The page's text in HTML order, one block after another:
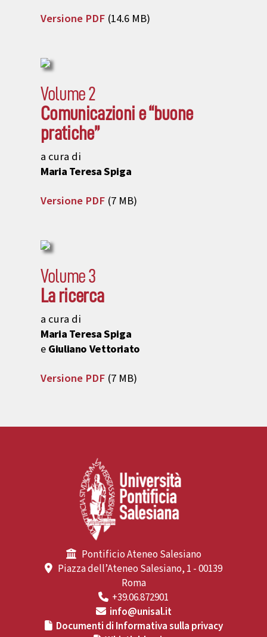
Versione PDF (14.6 MB)
Volume 2
Comunicazioni e “buone
pratiche”
a cura di
Maria Teresa Spiga
Versione PDF (7 MB)
Volume 3
La ricerca
a cura di
Maria Teresa Spiga
eGiuliano Vettoriato
Versione PDF (7 MB)
Pontificio Ateneo Salesiano
Piazza dell’Ateneo Salesiano, 1 - 00139
Roma
+39.06.872901
info@unisal.it
Documenti di Informativa sulla privacy